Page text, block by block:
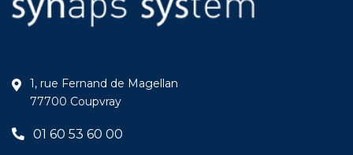
1, rue Fernand de Magellan
77700 Coupvray
01 60 53 60 00